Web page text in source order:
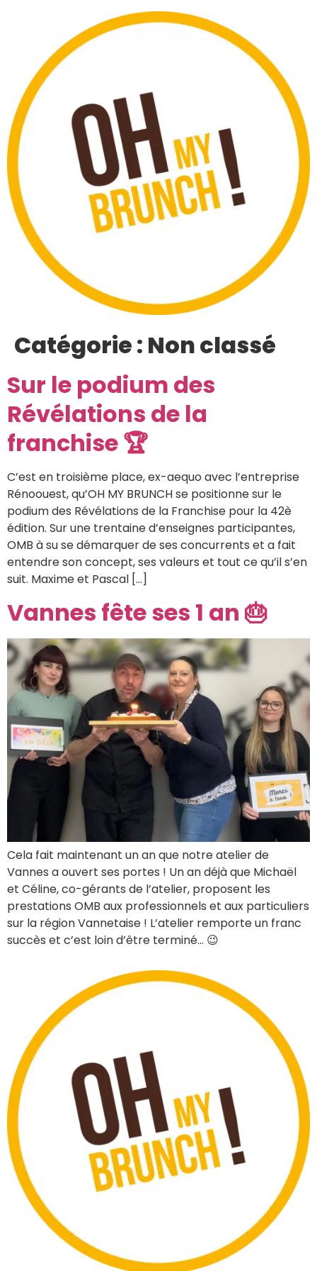
Catégorie : Non classé
Sur le podium des
Révélations de la
franchise 🏆
C’est en troisième place, ex-aequo avec l’entreprise
Rénoouest, qu’OH MY BRUNCH se positionne sur le
podium des Révélations de la Franchise pour la 42è
édition. Sur une trentaine d’enseignes participantes,
OMB à su se démarquer de ses concurrents et a fait
entendre son concept, ses valeurs et tout ce qu’il s’en
suit. Maxime et Pascal […]
Vannes fête ses 1 an 🎂
Cela fait maintenant un an que notre atelier de
Vannes a ouvert ses portes ! Un an déjà que Michaël
et Céline, co-gérants de l’atelier, proposent les
prestations OMB aux professionnels et aux particuliers
sur la région Vannetaise ! L’atelier remporte un franc
succès et c’est loin d’être terminé… 😉